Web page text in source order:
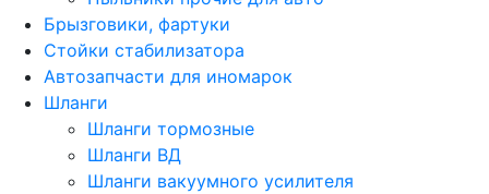
Брызговики, фартуки
Стойки стабилизатора
Автозапчасти для иномарок
Шланги
Шланги тормозные
Шланги ВД
Шланги вакуумного усилителя